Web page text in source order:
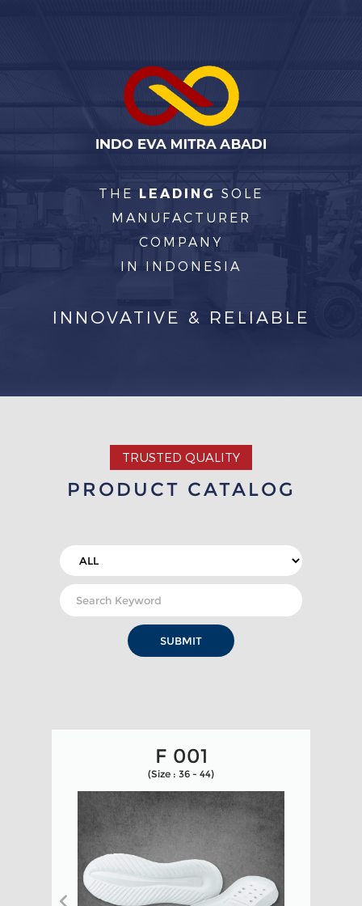
THE LEADING SOLE
MANUFACTURER
COMPANY
IN INDONESIA
INNOVATIVE & RELIABLE
TRUSTED QUALITY
PRODUCT CATALOG
F 001
(Size : 36 - 44)